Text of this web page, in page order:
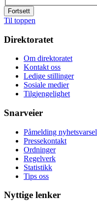
Fortsett
Til toppen
Direktoratet
Om direktoratet
Kontakt oss
Ledige stillinger
Sosiale medier
Tilgjengelighet
Snarveier
Påmelding nyhetsvarsel
Pressekontakt
Ordninger
Regelverk
Statistikk
Tips oss
Nyttige lenker